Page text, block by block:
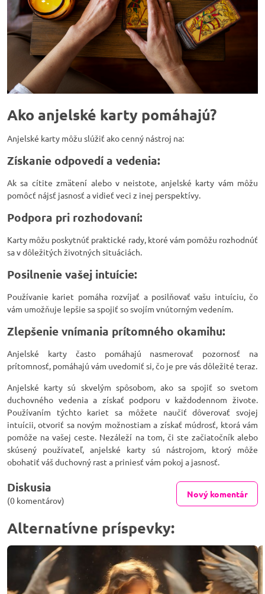
Ako anjelské karty pomáhajú?
Anjelské karty môžu slúžiť ako cenný nástroj na:
Získanie odpovedí a vedenia:
Ak sa cítite zmätení alebo v neistote, anjelské karty vám môžu
pomôcť nájsť jasnosť a vidieť veci z inej perspektívy.
Podpora pri rozhodovaní:
Karty môžu poskytnúť praktické rady, ktoré vám pomôžu rozhodnúť
sa v dôležitých životných situáciách.
Posilnenie vašej intuície:
Používanie kariet pomáha rozvíjať a posilňovať vašu intuíciu, čo
vám umožňuje lepšie sa spojiť so svojím vnútorným vedením.
Zlepšenie vnímania prítomného okamihu:
Anjelské karty často pomáhajú nasmerovať pozornosť na
prítomnosť, pomáhajú vám uvedomiť si, čo je pre vás dôležité teraz.
Anjelské karty sú skvelým spôsobom, ako sa spojiť so svetom
duchovného vedenia a získať podporu v každodennom živote.
Používaním týchto kariet sa môžete naučiť dôverovať svojej
intuícii, otvoriť sa novým možnostiam a získať múdrosť, ktorá vám
pomôže na vašej ceste. Nezáleží na tom, či ste začiatočník alebo
skúsený používateľ, anjelské karty sú nástrojom, ktorý môže
obohatiť váš duchovný rast a priniesť vám pokoj a jasnosť.
Diskusia
(0 komentárov)
Nový komentár
Alternatívne príspevky: